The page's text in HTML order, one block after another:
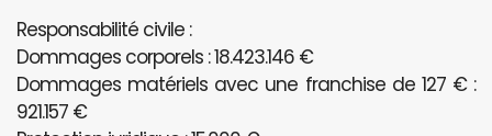
Responsabilité civile :
Dommages corporels : 18.423.146 €
Dommages matériels avec une franchise de 127 € :
921.157 €